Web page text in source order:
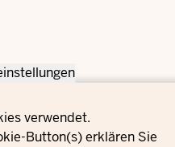
verwendet.
Button(s) erklären Sie